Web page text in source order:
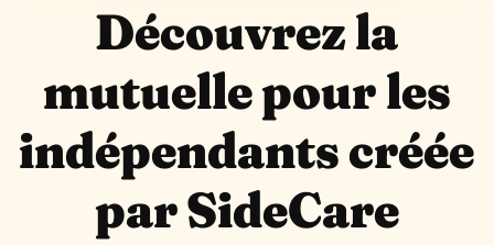
Découvrez la
mutuelle pour les
indépendants créée
par SideCare